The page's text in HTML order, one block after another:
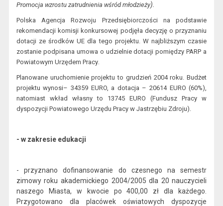
Promocja wzrostu zatrudnienia wśród młodzieży).
Polska Agencja Rozwoju Przedsiębiorczości na podstawie
rekomendacji komisji konkursowej podjęła decyzję o przyznaniu
dotacji ze środków UE dla tego projektu. W najbliższym czasie
zostanie podpisana umowa o udzielnie dotacji pomiędzy PARP a
Powiatowym Urzędem Pracy.
Planowane uruchomienie projektu to grudzień 2004 roku. Budżet
projektu wynosi– 34359 EURO, a dotacja – 20614 EURO (60%),
natomiast wkład własny to 13745 EURO (Fundusz Pracy w
dyspozycji Powiatowego Urzędu Pracy w Jastrzębiu Zdroju).
- w zakresie edukacji
- przyznano dofinansowanie do czesnego na semestr
zimowy roku akademickiego 2004/2005 dla 20 nauczycieli
naszego Miasta, w kwocie po 400,00 zł dla każdego.
Przygotowano dla placówek oświatowych dyspozycje